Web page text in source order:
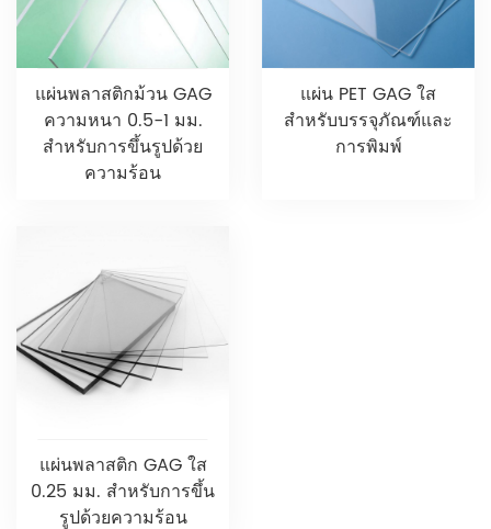
แผ่นพลาสติกม้วน GAG
ความหนา 0.5-1 มม.
สำหรับการขึ้นรูปด้วย
ความร้อน
แผ่น PET GAG ใส
สำหรับบรรจุภัณฑ์และ
การพิมพ์
แผ่นพลาสติก GAG ใส
0.25 มม. สำหรับการขึ้น
รูปด้วยความร้อน